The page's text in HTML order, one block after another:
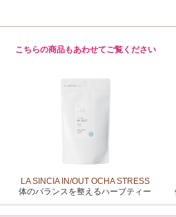
こちらの商品もあわせてご覧ください
LA SINCIA IN/OUT OCHA STRESS
体のバランスを整えるハーブティー